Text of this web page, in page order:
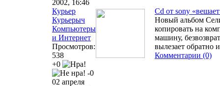
2002, 16:46
Курьер
Курьерыч
Компьютеры
и Интернет
Просмотров:
538
+0
-0
Cd от sony
Новый альбом
копировать на
машину,
вылезает обратно
Комментарии (0)
02 апреля